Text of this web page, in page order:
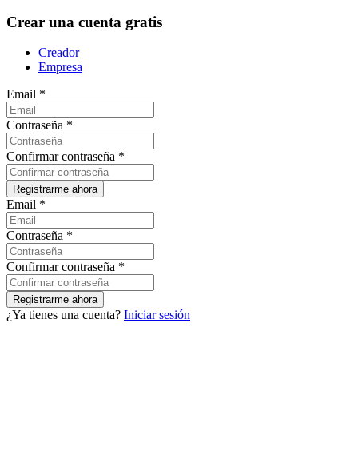
Crear una cuenta gratis
Creador
Empresa
Email *
Contraseña *
Confirmar contraseña *
Email *
Contraseña *
Confirmar contraseña *
¿Ya tienes una cuenta? Iniciar sesión